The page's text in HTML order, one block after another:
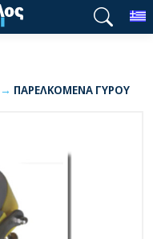
ΠΑΡΕΛΚΟΜΕΝΑ ΓΥΡΟΥ